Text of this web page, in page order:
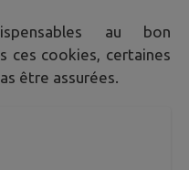
au bon
ces cookies, certaines
être assurées.